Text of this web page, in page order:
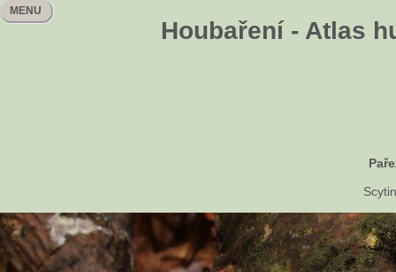
Houbaření - Atlas
MENU